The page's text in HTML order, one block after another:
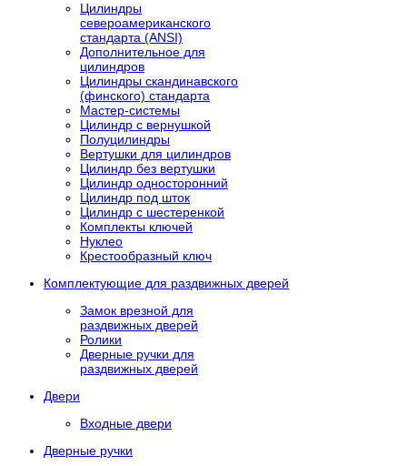
Цилиндры
североамериканского
стандарта (ANSI)
Дополнительное для
цилиндров
Цилиндры скандинавского
(финского) стандарта
Мастер-системы
Цилиндр с вернушкой
Полуцилиндры
Вертушки для цилиндров
Цилиндр без вертушки
Цилиндр односторонний
Цилиндр под шток
Цилиндр с шестеренкой
Комплекты ключей
Нуклео
Крестообразный ключ
Комплектующие для раздвижных дверей
Замок врезной для
раздвижных дверей
Ролики
Дверные ручки для
раздвижных дверей
Двери
Входные двери
Дверные ручки